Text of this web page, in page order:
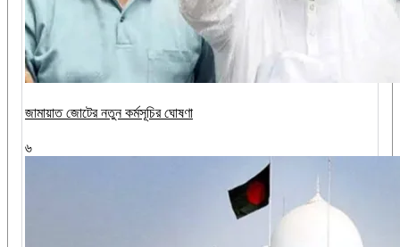
জামায়াত জোটের নতুন কর্মসূচির ঘোষণা
৬